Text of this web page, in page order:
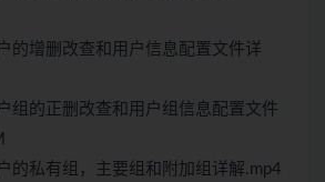
的增删改查和用户信息配置文件详
组的正删改查和用户组信息配置文件
的私有组，主要组和附加组详解.mp4